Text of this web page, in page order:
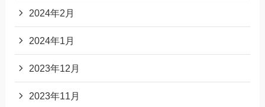
2024年2月
2024年1月
2023年12月
2023年11月